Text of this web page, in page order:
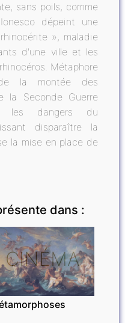
sans poils, comme
dépeint une
», maladie
d'une ville et les
Métaphore
la montée des
la Seconde Guerre
les dangers du
disparaître la
la mise en place de
dans :
CINÉMA